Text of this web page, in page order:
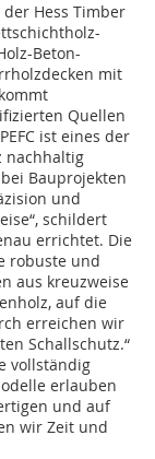
Hess Timber
Beton-
mit
Quellen
ist eines der
nachhaltig
Bauprojekten
und
schildert
errichtet. Die
robuste und
aus kreuzweise
auf die
erreichen wir
Schallschutz.“
vollständig
erlauben
und auf
wir Zeit und